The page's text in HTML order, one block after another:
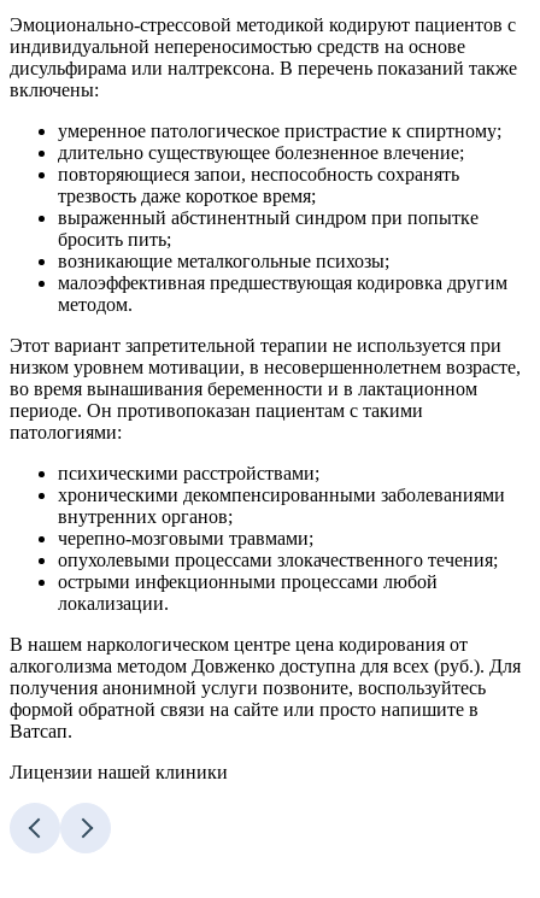
Эмоционально-стрессовой методикой кодируют пациентов с
индивидуальной непереносимостью средств на основе
дисульфирама или налтрексона. В перечень показаний также
включены:
умеренное патологическое пристрастие к спиртному;
длительно существующее болезненное влечение;
повторяющиеся запои, неспособность сохранять
трезвость даже короткое время;
выраженный абстинентный синдром при попытке
бросить пить;
возникающие металкогольные психозы;
малоэффективная предшествующая кодировка другим
методом.
Этот вариант запретительной терапии не используется при
низком уровнем мотивации, в несовершеннолетнем возрасте,
во время вынашивания беременности и в лактационном
периоде. Он противопоказан пациентам с такими
патологиями:
психическими расстройствами;
хроническими декомпенсированными заболеваниями
внутренних органов;
черепно-мозговыми травмами;
опухолевыми процессами злокачественного течения;
острыми инфекционными процессами любой
локализации.
В нашем наркологическом центре цена кодирования от
алкоголизма методом Довженко доступна для всех (руб.). Для
получения анонимной услуги позвоните, воспользуйтесь
формой обратной связи на сайте или просто напишите в
Ватсап.
Лицензии нашей клиники